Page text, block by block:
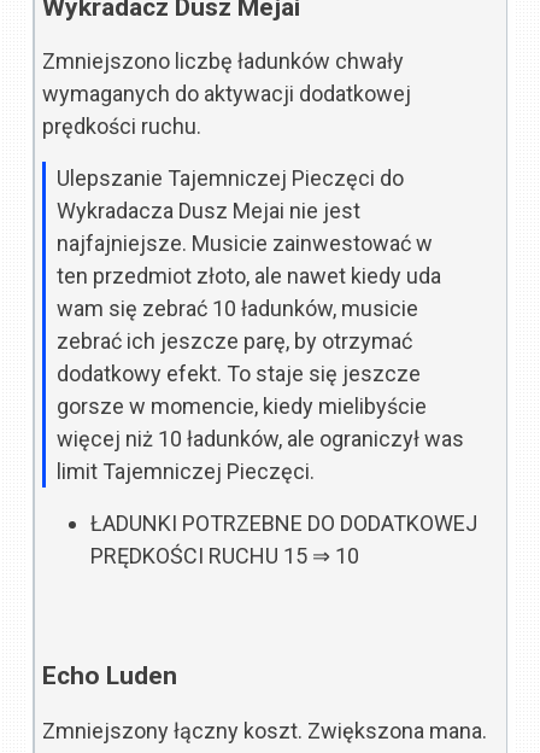
Wykradacz Dusz Mejai
Zmniejszono liczbę ładunków chwały
wymaganych do aktywacji dodatkowej
prędkości ruchu.
Ulepszanie Tajemniczej Pieczęci do
Wykradacza Dusz Mejai nie jest
najfajniejsze. Musicie zainwestować w
ten przedmiot złoto, ale nawet kiedy uda
wam się zebrać 10 ładunków, musicie
zebrać ich jeszcze parę, by otrzymać
dodatkowy efekt. To staje się jeszcze
gorsze w momencie, kiedy mielibyście
więcej niż 10 ładunków, ale ograniczył was
limit Tajemniczej Pieczęci.
ŁADUNKI POTRZEBNE DO DODATKOWEJ
PRĘDKOŚCI RUCHU 15 ⇒ 10
Echo Luden
Zmniejszony łączny koszt. Zwiększona mana.